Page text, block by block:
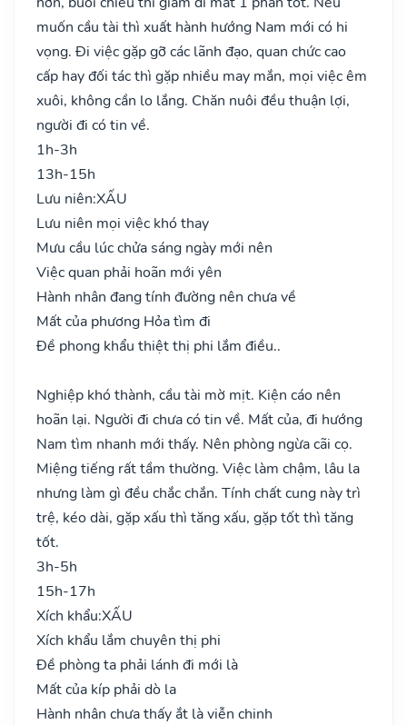
muốn cầu tài thì xuất hành hướng Nam mới có hi
vọng. Đi việc gặp gỡ các lãnh đạo, quan chức cao
cấp hay đối tác thì gặp nhiều may mắn, mọi việc êm
xuôi, không cần lo lắng. Chăn nuôi đều thuận lợi,
người đi có tin về.
1h-3h
13h-15h
Lưu niên:XẤU
Lưu niên mọi việc khó thay
Mưu cầu lúc chửa sáng ngày mới nên
Việc quan phải hoãn mới yên
Hành nhân đang tính đường nên chưa về
Mất của phương Hỏa tìm đi
Đề phong khẩu thiệt thị phi lắm điều..
Nghiệp khó thành, cầu tài mờ mịt. Kiện cáo nên
hoãn lại. Người đi chưa có tin về. Mất của, đi hướng
Nam tìm nhanh mới thấy. Nên phòng ngừa cãi cọ.
Miệng tiếng rất tầm thường. Việc làm chậm, lâu la
nhưng làm gì đều chắc chắn. Tính chất cung này trì
trệ, kéo dài, gặp xấu thì tăng xấu, gặp tốt thì tăng
tốt.
3h-5h
15h-17h
Xích khẩu:XẤU
Xích khẩu lắm chuyên thị phi
Đề phòng ta phải lánh đi mới là
Mất của kíp phải dò la
Hành nhân chưa thấy ắt là viễn chinh